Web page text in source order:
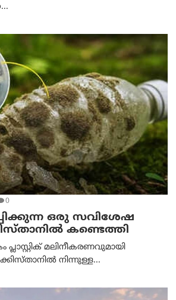
0
ഒരു സവിശേഷ
കണ്ടെത്തി
മലിനീകരണവുമായി
നിന്നുള്ള...